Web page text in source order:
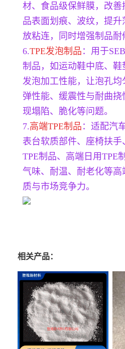
材、食品级保鲜膜，改善
品表面划痕、波纹，提
放粘连，同时增强制品耐
6.TPE发泡制品 ：用于
制品，如运动鞋中底、
发泡加工性能，让泡孔均
弹性能、缓震性与耐曲
现塌陷、脆化等问题。
7.高端TPE制品 ：适配汽
表台软质部件、座椅扶
TPE制品、高端日用TPE
气味、耐温、耐老化等
质与市场竞争力。
相关产品：